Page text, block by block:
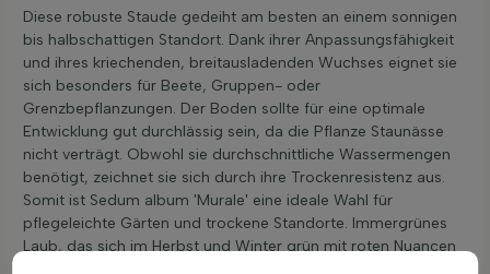
Diese robuste Staude gedeiht am besten an einem sonnigen
bis halbschattigen Standort. Dank ihrer Anpassungsfähigkeit
und ihres kriechenden, breitausladenden Wuchses eignet sie
sich besonders für Beete, Gruppen- oder
Grenzbepflanzungen. Der Boden sollte für eine optimale
Entwicklung gut durchlässig sein, da die Pflanze Staunässe
nicht verträgt. Obwohl sie durchschnittliche Wassermengen
benötigt, zeichnet sie sich durch ihre Trockenresistenz aus.
Somit ist Sedum album 'Murale' eine ideale Wahl für
pflegeleichte Gärten und trockene Standorte. Immergrünes
Laub, das sich im Herbst und Winter grün mit roten Nuancen